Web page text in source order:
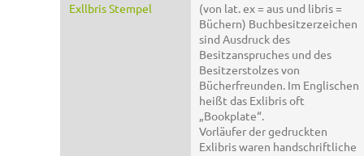
Exllbris Stempel
(von lat. ex = aus und libris =
Büchern) Buchbesitzerzeichen
sind Ausdruck des
Besitzanspruches und des
Besitzerstolzes von
Bücherfreunden. Im Englischen
heißt das Exlibris oft
„Bookplate“.
Vorläufer der gedruckten
Exlibris waren handschriftliche